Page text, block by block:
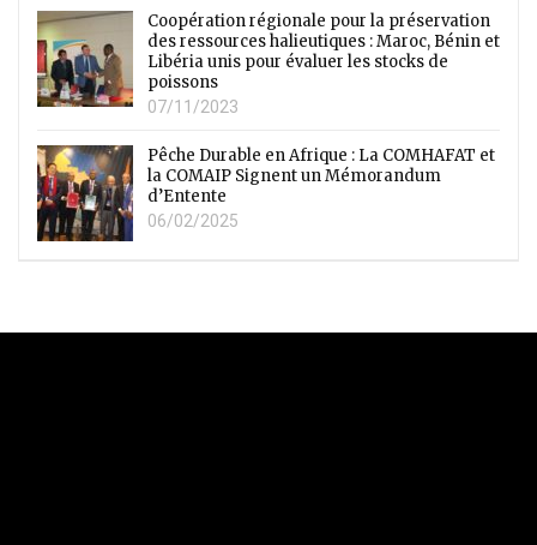
Coopération régionale pour la préservation
des ressources halieutiques : Maroc, Bénin et
Libéria unis pour évaluer les stocks de
poissons
07/11/2023
Pêche Durable en Afrique : La COMHAFAT et
la COMAIP Signent un Mémorandum
d’Entente
06/02/2025